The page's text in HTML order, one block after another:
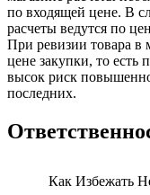
по входящей цене. В
расчеты ведутся по
При ревизии товара в
цене закупки, то есть
высок риск
последних.
Как Избежать